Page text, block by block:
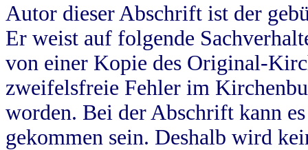
Autor dieser Abschrift ist der
Er weist auf folgende
von einer Kopie des Original-
zweifelsfreie Fehler im
worden. Bei der Abschrift kann
gekommen sein. Deshalb wird